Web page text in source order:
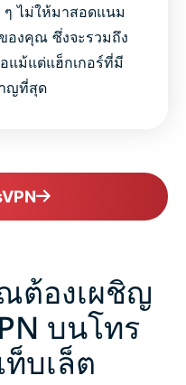
ไม่ให้มาสอดแนม
องคุณ ซึ่งจะรวมถึง
แม้แต่แฮ็กเกอร์ที่มี
ญที่สุด
ต้องเผชิญ
บนโทร
บเล็ต